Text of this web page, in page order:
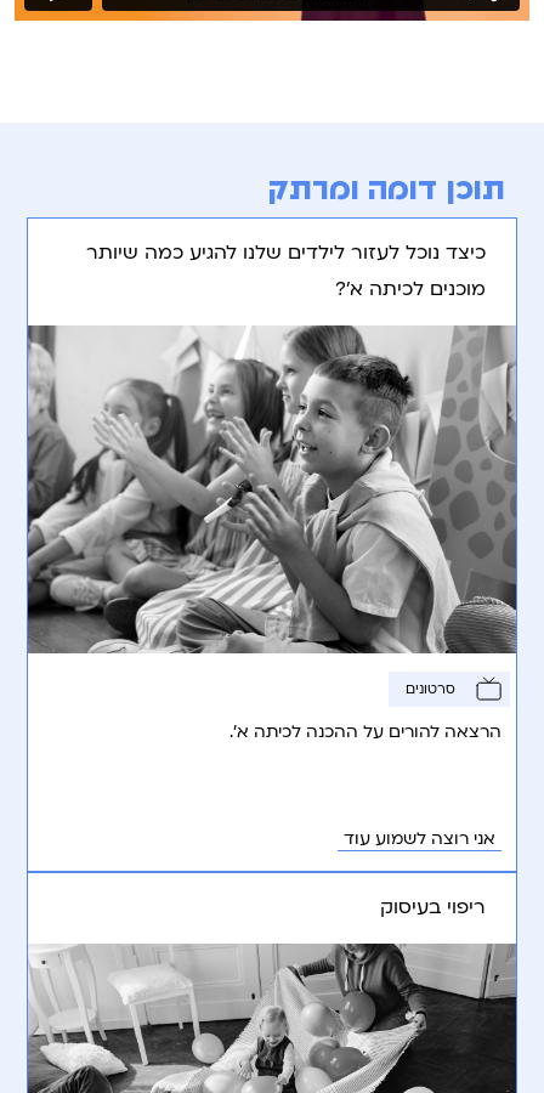
תוכן דומה ומרתק
כיצד נוכל לעזור לילדים שלנו להגיע כמה שיותר
מוכנים לכיתה א’?
סרטונים
הרצאה להורים על ההכנה לכיתה א’.
אני רוצה לשמוע עוד
ריפוי בעיסוק